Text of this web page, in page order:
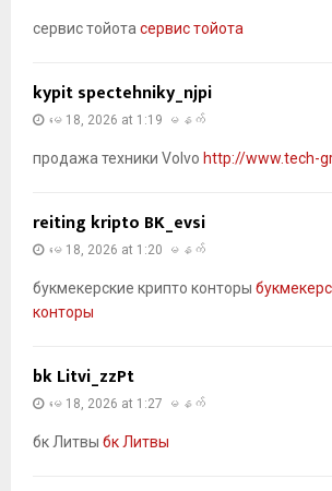
сервис тойотасервис тойота
kypit spectehniky_njpi
မေ 18, 2026 at 1:19 မနက်
продажа техники Volvo http://www.tech-
reiting kripto BK_evsi
မေ 18, 2026 at 1:20 မနက်
букмекерские крипто конторы
конторы
bk Litvi_zzPt
မေ 18, 2026 at 1:27 မနက်
бк Литвы бк Литвы